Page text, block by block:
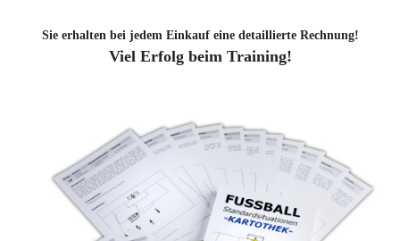
Sie erhalten bei jedem Einkauf eine detaillierte Rechnung!
Viel Erfolg beim Training!